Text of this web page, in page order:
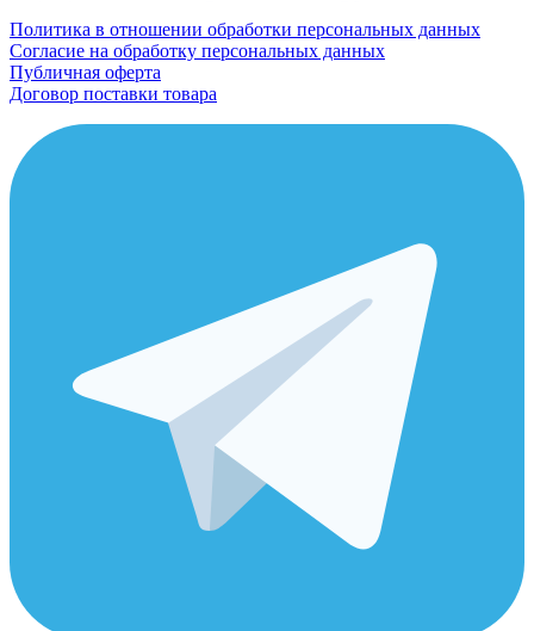
Политика в отношении обработки персональных данных
Согласие на обработку персональных данных
Публичная оферта
Договор поставки товара